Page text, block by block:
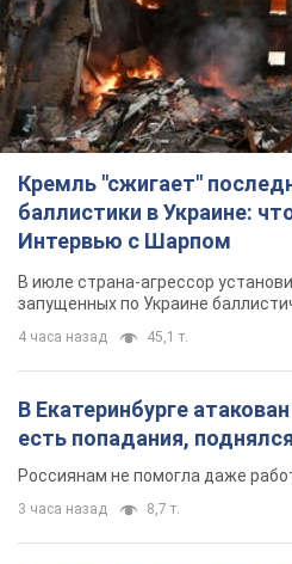
Кремль "сжигает"
баллистики в Украине:
Интервью с Шарпом
В июле страна-агрессор
запущенных по Украине
4 часа назад 45,1 т.
В Екатеринбурге
есть попадания,
Россиянам не помогла даже
3 часа назад 8,7 т.